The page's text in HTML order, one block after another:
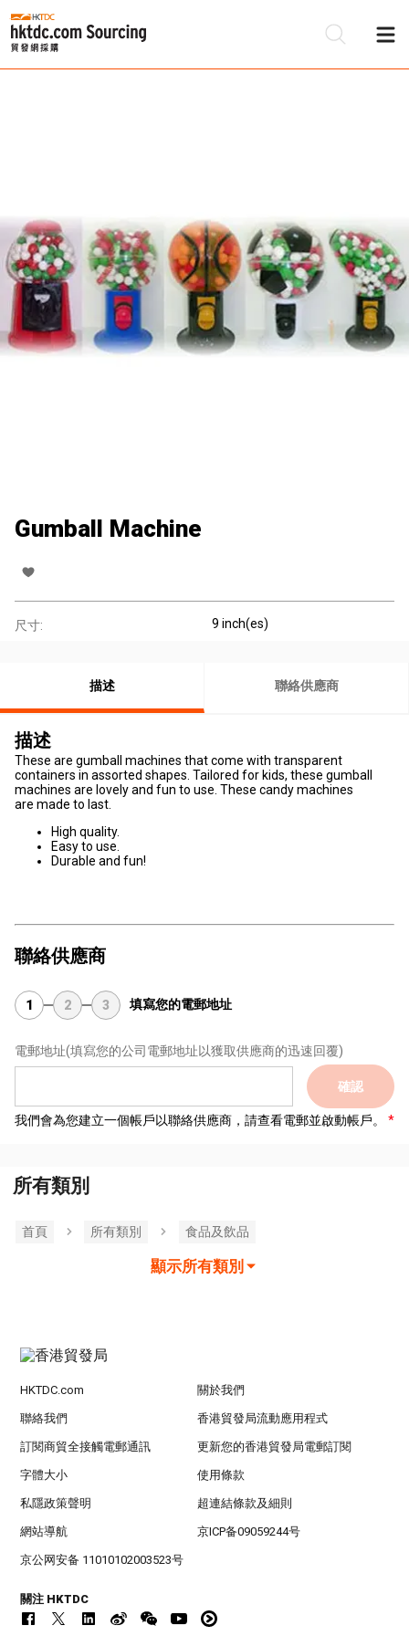
Gumball Machine
尺寸: 9 inch(es)
描述 聯絡供應商
描述
These are gumball machines that come with transparent
containers in assorted shapes. Tailored for kids, these gumball
machines are lovely and fun to use. These candy machines
are made to last.
High quality.
Easy to use.
Durable and fun!
聯絡供應商
1 2 3 填寫您的電郵地址
電郵地址(填寫您的公司電郵地址以獲取供應商的迅速回覆)
確認
我們會為您建立一個帳戶以聯絡供應商，請查看電郵並啟動帳戶。
所有類別
首頁 所有類別 食品及飲品
顯示所有類別
HKTDC.com 關於我們
聯絡我們 香港貿發局流動應用程式
訂閱商貿全接觸電郵通訊 更新您的香港貿發局電郵訂閱
字體大小 使用條款
私隱政策聲明 超連結條款及細則
網站導航 京ICP备09059244号
京公网安备 11010102003523号
關注 HKTDC